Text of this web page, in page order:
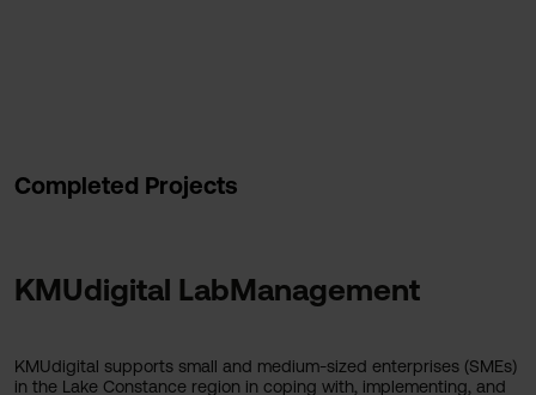
Completed Projects
KMUdigital LabManagement
KMUdigital supports small and medium-sized enterprises (SMEs)
in the Lake Constance region in coping with, implementing, and